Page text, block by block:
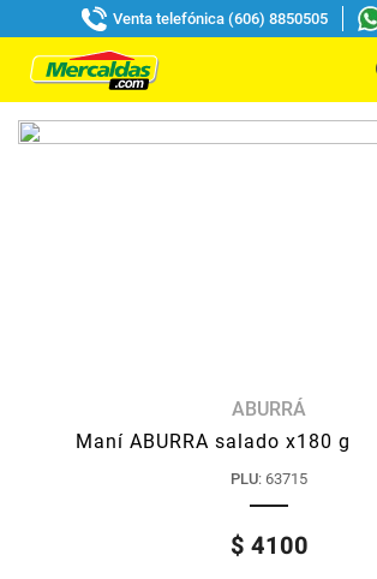
Venta telefónica (606) 8850505
ABURRÁ
Maní ABURRA salado x180 g
PLU: 63715
$ 4100